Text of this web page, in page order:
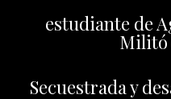
estudiante de
Militó
Secuestrada y